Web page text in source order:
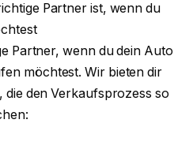
Partner ist, wenn du
Partner, wenn du dein Auto
möchtest. Wir bieten dir
die den Verkaufsprozess so